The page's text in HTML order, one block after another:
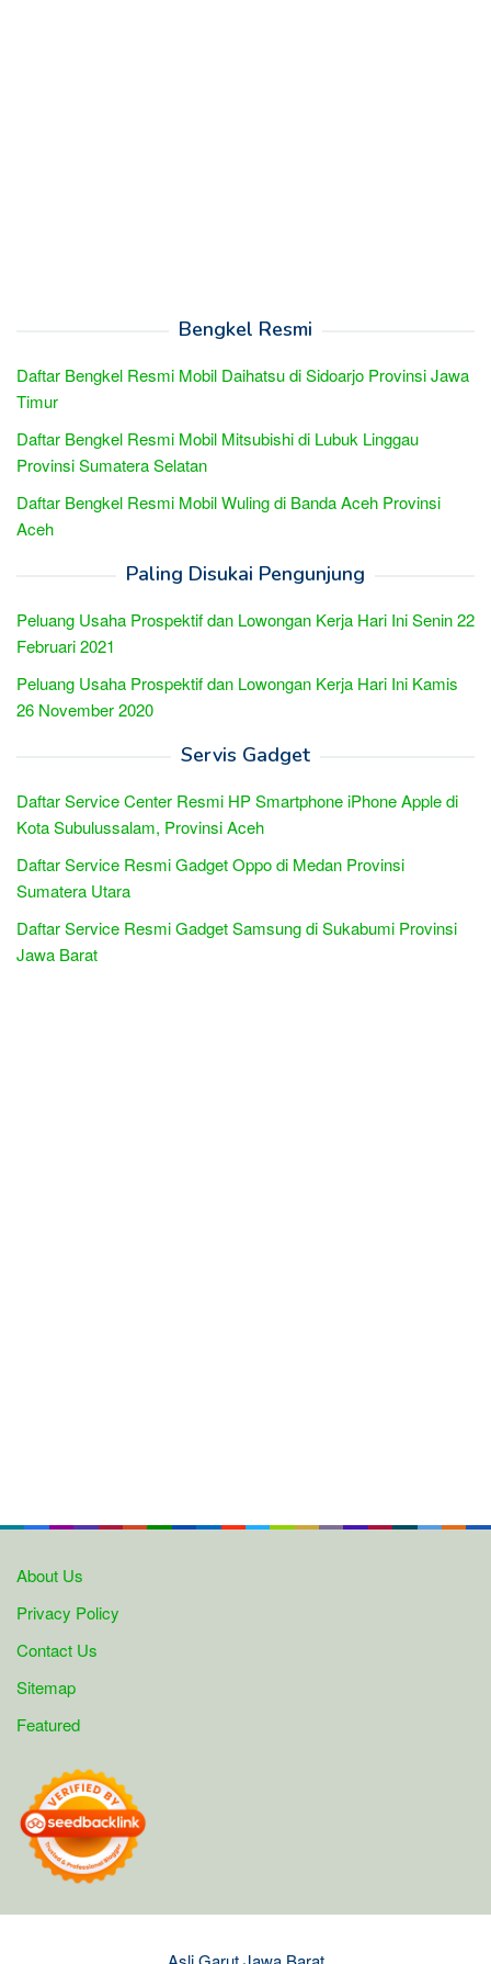
Bengkel Resmi
Daftar Bengkel Resmi Mobil Daihatsu di Sidoarjo Provinsi Jawa
Timur
Daftar Bengkel Resmi Mobil Mitsubishi di Lubuk Linggau
Provinsi Sumatera Selatan
Daftar Bengkel Resmi Mobil Wuling di Banda Aceh Provinsi
Aceh
Paling Disukai Pengunjung
Peluang Usaha Prospektif dan Lowongan Kerja Hari Ini Senin 22
Februari 2021
Peluang Usaha Prospektif dan Lowongan Kerja Hari Ini Kamis
26 November 2020
Servis Gadget
Daftar Service Center Resmi HP Smartphone iPhone Apple di
Kota Subulussalam, Provinsi Aceh
Daftar Service Resmi Gadget Oppo di Medan Provinsi
Sumatera Utara
Daftar Service Resmi Gadget Samsung di Sukabumi Provinsi
Jawa Barat
About Us
Privacy Policy
Contact Us
Sitemap
Featured